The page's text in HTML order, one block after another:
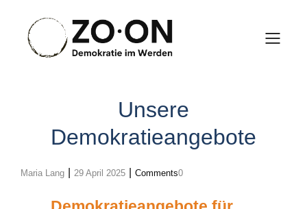
Unsere
Demokratieangebote
Maria Lang 29 April 2025 Comments0